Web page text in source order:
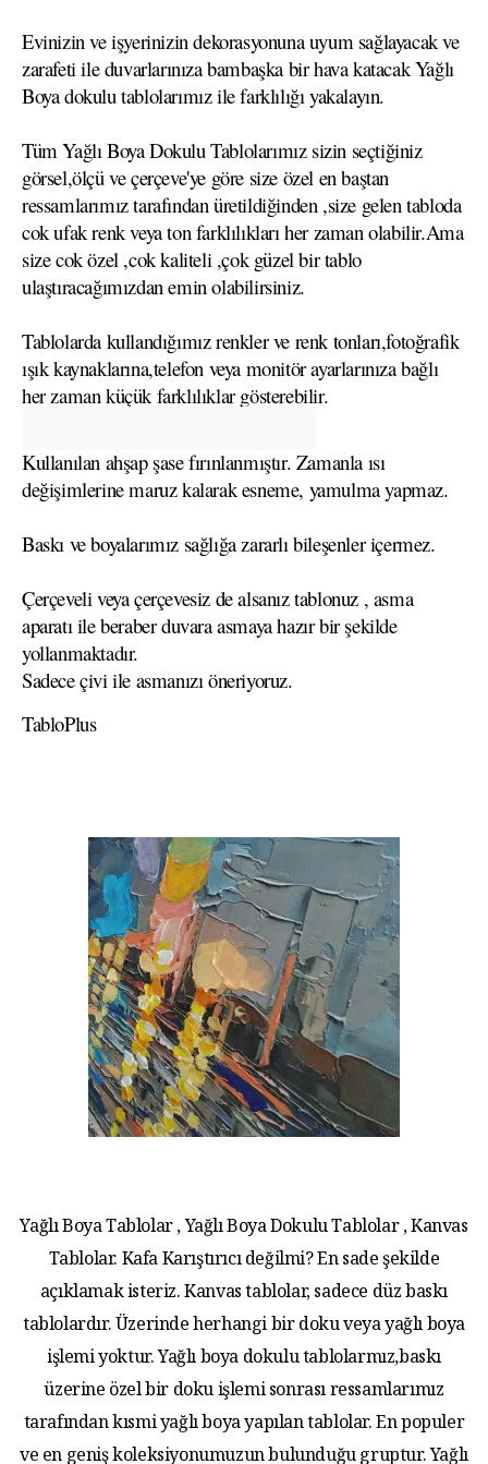
Evinizin ve işyerinizin dekorasyonuna uyum sağlayacak ve
zarafeti ile duvarlarınıza bambaşka bir hava katacak Yağlı
Boya dokulu tablolarımız ile farklılığı yakalayın.
Tüm Yağlı Boya Dokulu Tablolarımız sizin seçtiğiniz
görsel,ölçü ve çerçeve'ye göre size özel en baştan
ressamlarımız tarafından üretildiğinden ,size gelen tabloda
cok ufak renk veya ton farklılıkları her zaman olabilir.Ama
size cok özel ,cok kaliteli ,çok güzel bir tablo
ulaştıracağımızdan emin olabilirsiniz.
Tablolarda kullandığımız renkler ve renk tonları,fotoğrafik
ışık kaynaklarına,telefon veya monitör ayarlarınıza bağlı
her zaman küçük farklılıklar gösterebilir.
Kullanılan ahşap şase fırınlanmıştır. Zamanla ısı
değişimlerine maruz kalarak esneme, yamulma yapmaz.
Baskı ve boyalarımız sağlığa zararlı bileşenler içermez.
Çerçeveli veya çerçevesiz de alsanız tablonuz , asma
aparatı ile beraber duvara asmaya hazır bir şekilde
yollanmaktadır.
Sadece çivi ile asmanızı öneriyoruz.
TabloPlus
Yağlı Boya Tablolar , Yağlı Boya Dokulu Tablolar , Kanvas
Tablolar. Kafa Karıştırıcı değilmi? En sade şekilde
açıklamak isteriz. Kanvas tablolar, sadece düz baskı
tablolardır. Üzerinde herhangi bir doku veya yağlı boya
işlemi yoktur. Yağlı boya dokulu tablolarmız,baskı
üzerine özel bir doku işlemi sonrası ressamlarımız
tarafından kısmi yağlı boya yapılan tablolar. En populer
ve en geniş koleksiyonumuzun bulunduğu gruptur. Yağlı